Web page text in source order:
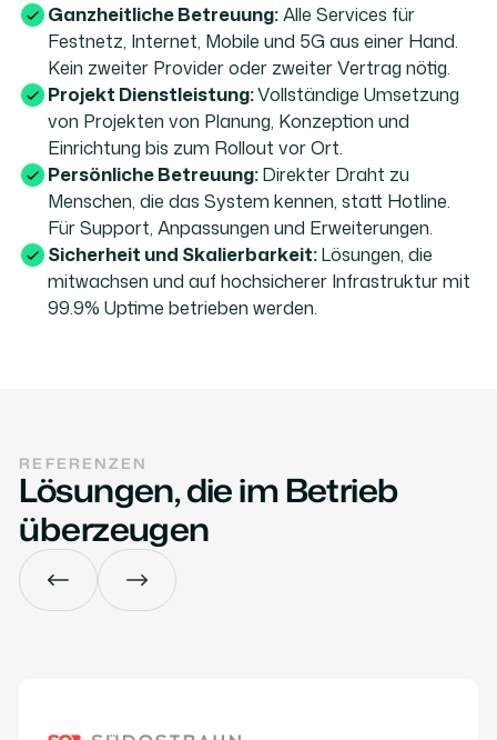
Ganzheitliche Betreuung:Alle Services für
Festnetz, Internet, Mobile und 5G aus einer Hand.
Kein zweiter Provider oder zweiter Vertrag nötig.
Projekt Dienstleistung:Vollständige Umsetzung
von Projekten von Planung, Konzeption und
Einrichtung bis zum Rollout vor Ort.
Persönliche Betreuung:Direkter Draht zu
Menschen, die das System kennen, statt Hotline.
Für Support, Anpassungen und Erweiterungen.
Sicherheit und Skalierbarkeit:Lösungen, die
mitwachsen und auf hochsicherer Infrastruktur mit
99.9% Uptime betrieben werden.
REFERENZEN
Lösungen, die im Betrieb
überzeugen